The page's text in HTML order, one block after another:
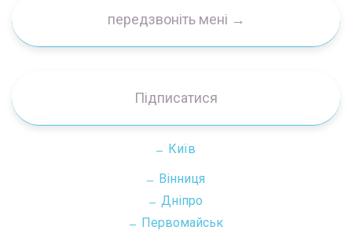
Підписатися
Київ
Вінниця
Дніпро
Первомайськ